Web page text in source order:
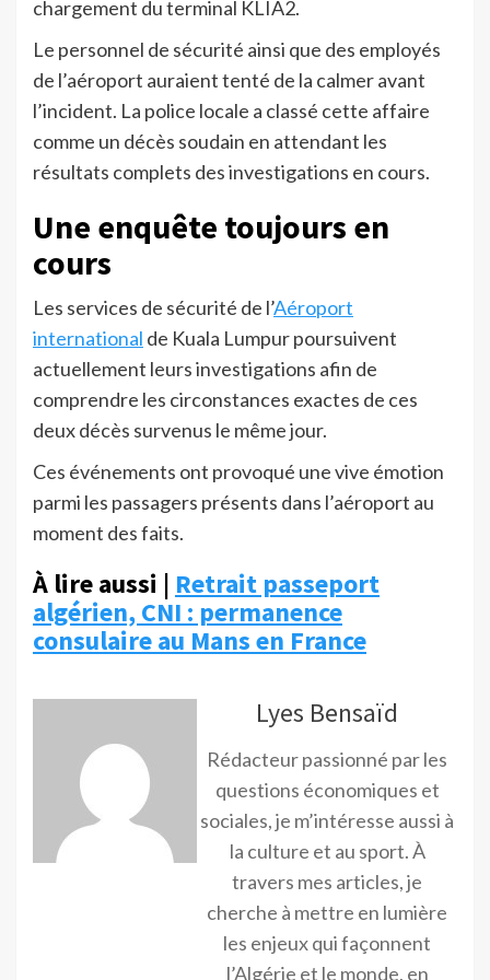
chargement du terminal KLIA2.
Le personnel de sécurité ainsi que des employés
de l’aéroport auraient tenté de la calmer avant
l’incident. La police locale a classé cette affaire
comme un décès soudain en attendant les
résultats complets des investigations en cours.
Une enquête toujours en
cours
Les services de sécurité de l’Aéroport
international de Kuala Lumpur poursuivent
actuellement leurs investigations afin de
comprendre les circonstances exactes de ces
deux décès survenus le même jour.
Ces événements ont provoqué une vive émotion
parmi les passagers présents dans l’aéroport au
moment des faits.
À lire aussi | Retrait passeport
algérien, CNI : permanence
consulaire au Mans en France
Lyes Bensaïd
Rédacteur passionné par les
questions économiques et
sociales, je m’intéresse aussi à
la culture et au sport. À
travers mes articles, je
cherche à mettre en lumière
les enjeux qui façonnent
l’Algérie et le monde, en